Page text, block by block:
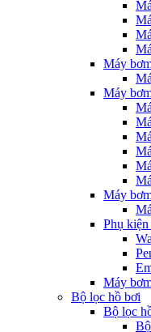
Máy
Máy
Máy
Phụ
Máy
Bộ lọc hồ bơi
Bộ lọc